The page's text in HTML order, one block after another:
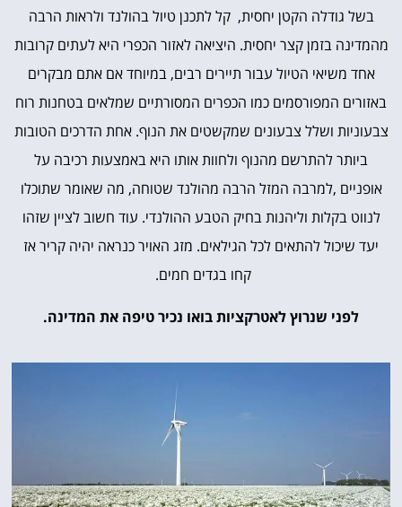
בשל גודלה הקטן יחסית, קל לתכנן טיול בהולנד ולראות הרבה
מהמדינה בזמן קצר יחסית. היציאה לאזור הכפרי היא לעתים קרובות
אחד משיאי הטיול עבור תיירים רבים, במיוחד אם אתם מבקרים
באזורים המפורסמים כמו הכפרים המסורתיים שמלאים בטחנות רוח
צבעוניות ושלל צבעונים שמקשטים את הנוף. אחת הדרכים הטובות
ביותר להתרשם מהנוף ולחוות אותו היא באמצעות רכיבה על
אופניים ,למרבה המזל הרבה מהולנד שטוחה, מה שאומר שתוכלו
לנווט בקלות וליהנות בחיק הטבע ההולנדי. עוד חשוב לציין שזהו
יעד שיכול להתאים לכל הגילאים. מזג האויר כנראה יהיה קריר אז
קחו בגדים חמים.
לפני שנרוץ לאטרקציות בואו נכיר טיפה את המדינה.